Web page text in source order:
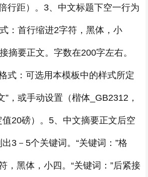
行距）。3、中文标题下空一行为
：首行缩进2字符，黑体，小
摘要正文。字数在200字左右。
式：可选用本模板中的样式所定
”，或手动设置（楷体_GB2312，
20磅）。5、中文摘要正文后空
3－5个关键词。“关键词：”格
，黑体，小四。“关键词：”后紧接